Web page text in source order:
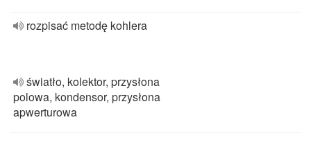
rozpisać metodę kohlera
światło, kolektor, przysłona
polowa, kondensor, przysłona
apwerturowa